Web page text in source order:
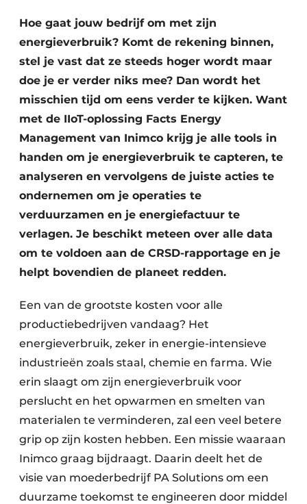
Hoe gaat jouw bedrijf om met zijn
energieverbruik? Komt de rekening binnen,
stel je vast dat ze steeds hoger wordt maar
doe je er verder niks mee? Dan wordt het
misschien tijd om eens verder te kijken. Want
met de IIoT-oplossing Facts Energy
Management van Inimco krijg je alle tools in
handen om je energieverbruik te capteren, te
analyseren en vervolgens de juiste acties te
ondernemen om je operaties te
verduurzamen en je energiefactuur te
verlagen. Je beschikt meteen over alle data
om te voldoen aan de CRSD-rapportage en je
helpt bovendien de planeet redden.
Een van de grootste kosten voor alle
productiebedrijven vandaag? Het
energieverbruik, zeker in energie-intensieve
industrieën zoals staal, chemie en farma. Wie
erin slaagt om zijn energieverbruik voor
perslucht en het opwarmen en smelten van
materialen te verminderen, zal een veel betere
grip op zijn kosten hebben. Een missie waaraan
Inimco graag bijdraagt. Daarin deelt het de
visie van moederbedrijf PA Solutions om een
duurzame toekomst te engineeren door middel